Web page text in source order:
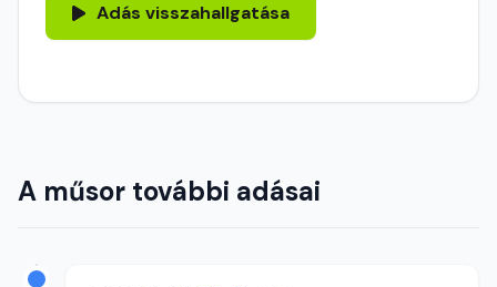
Adás visszahallgatása
A műsor további adásai